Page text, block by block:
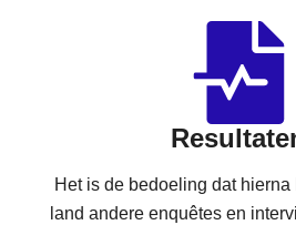
Het is de bedoeling dat hierna
land andere enquêtes en